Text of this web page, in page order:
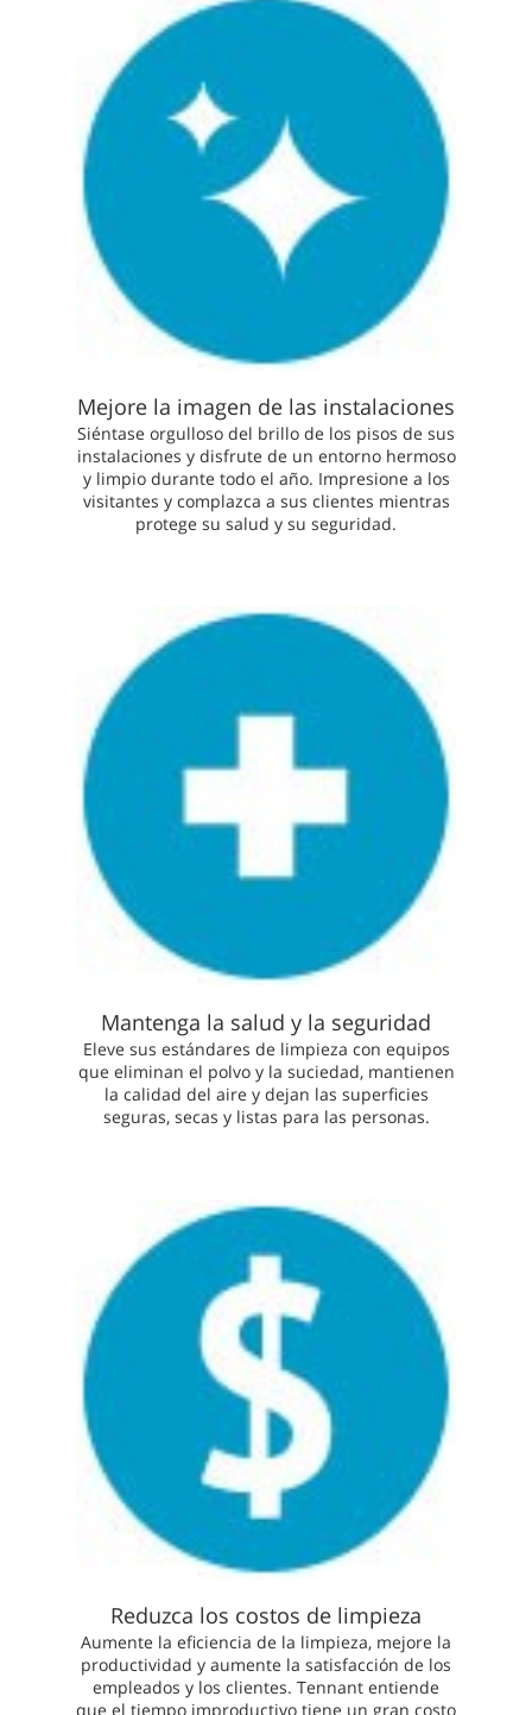
Mejore la imagen de las instalaciones
Siéntase orgulloso del brillo de los pisos de sus
instalaciones y disfrute de un entorno hermoso
y limpio durante todo el año. Impresione a los
visitantes y complazca a sus clientes mientras
protege su salud y su seguridad.
Mantenga la salud y la seguridad
Eleve sus estándares de limpieza con equipos
que eliminan el polvo y la suciedad, mantienen
la calidad del aire y dejan las superficies
seguras, secas y listas para las personas.
Reduzca los costos de limpieza
Aumente la eficiencia de la limpieza, mejore la
productividad y aumente la satisfacción de los
empleados y los clientes. Tennant entiende
que el tiempo improductivo tiene un gran costo